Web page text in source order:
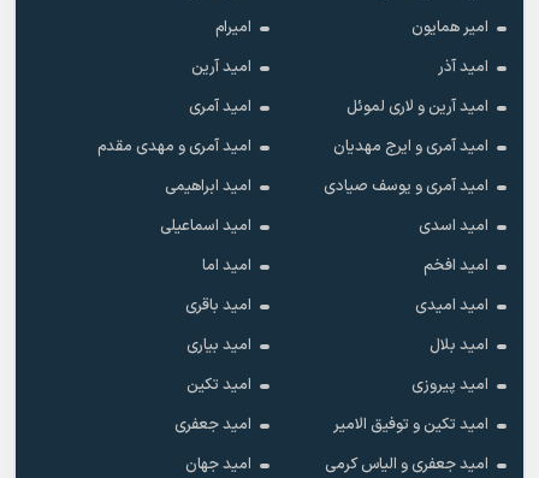
امیر همایون
امیرام
امید آذر
امید آرین
امید آرین و لاری لموئل
امید آمری
امید آمری و ایرج مهدیان
امید آمری و مهدی مقدم
امید آمری و یوسف صیادی
امید ابراهیمی
امید اسدی
امید اسماعیلی
امید افخم
امید اما
امید امیدی
امید باقری
امید بلال
امید بیاری
امید پیروزی
امید تکین
امید تکین و توفیق الامیر
امید جعفری
امید جعفری و الیاس کرمی
امید جهان